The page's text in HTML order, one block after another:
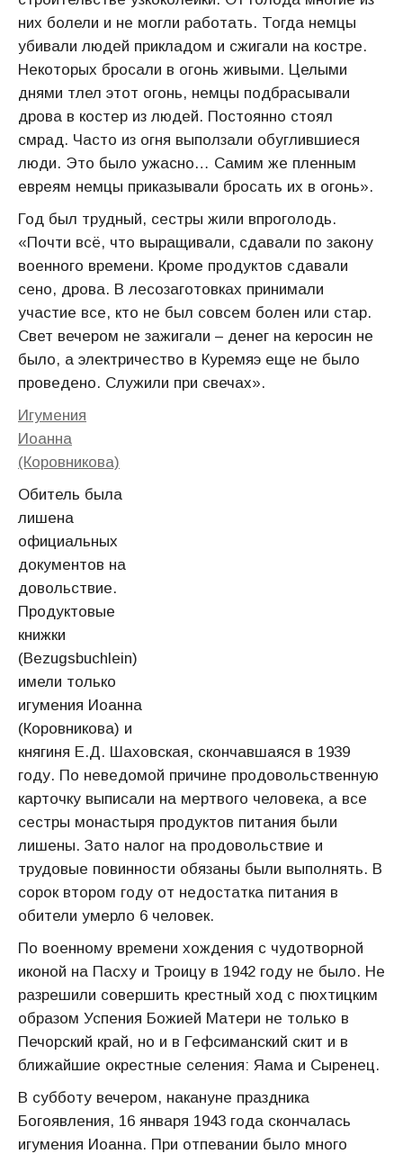
них болели и не могли работать. Тогда немцы
убивали людей прикладом и сжигали на костре.
Некоторых бросали в огонь живыми. Целыми
днями тлел этот огонь, немцы подбрасывали
дрова в костер из людей. Постоянно стоял
смрад. Часто из огня выползали обуглившиеся
люди. Это было ужасно… Самим же пленным
евреям немцы приказывали бросать их в огонь».
Год был трудный, сестры жили впроголодь.
«Почти всё, что выращивали, сдавали по закону
военного времени. Кроме продуктов сдавали
сено, дрова. В лесозаготовках принимали
участие все, кто не был совсем болен или стар.
Свет вечером не зажигали – денег на керосин не
было, а электричество в Куремяэ еще не было
проведено. Служили при свечах».
Игумения
Иоанна
(Коровникова)
Обитель была
лишена
официальных
документов на
довольствие.
Продуктовые
книжки
(Bezugsbuchlein)
имели только
игумения Иоанна
(Коровникова) и
княгиня Е.Д. Шаховская, скончавшаяся в 1939
году. По неведомой причине продовольственную
карточку выписали на мертвого человека, а все
сестры монастыря продуктов питания были
лишены. Зато налог на продовольствие и
трудовые повинности обязаны были выполнять. В
сорок втором году от недостатка питания в
обители умерло 6 человек.
По военному времени хождения с чудотворной
иконой на Пасху и Троицу в 1942 году не было. Не
разрешили совершить крестный ход с пюхтицким
образом Успения Божией Матери не только в
Печорский край, но и в Гефсиманский скит и в
ближайшие окрестные селения: Яама и Сыренец.
В субботу вечером, накануне праздника
Богоявления, 16 января 1943 года скончалась
игумения Иоанна. При отпевании было много